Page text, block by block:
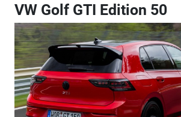
VW Golf GTI Edition 50